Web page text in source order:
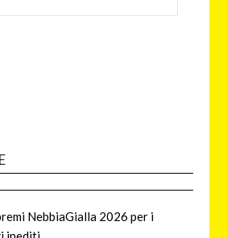
NebbiaGialla 2026 per i